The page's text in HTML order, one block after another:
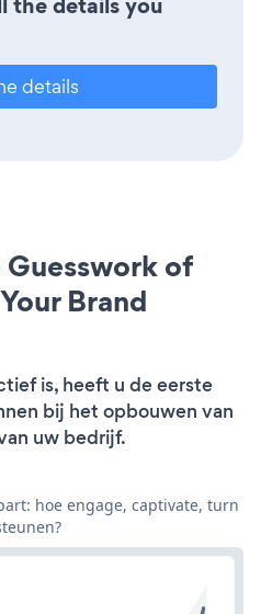
details
of
Brand
is, heeft u de eerste
bij het opbouwen van
uw bedrijf.
hoe engage, captivate, turn